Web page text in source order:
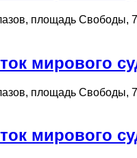
площадь Свободы, 7
мирового
площадь Свободы, 7
мирового